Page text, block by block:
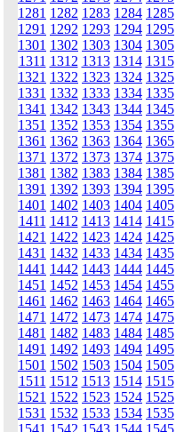
1281 1282 1283 1284 1285
1291 1292 1293 1294 1295
1301 1302 1303 1304 1305
1311 1312 1313 1314 1315
1321 1322 1323 1324 1325
1331 1332 1333 1334 1335
1341 1342 1343 1344 1345
1351 1352 1353 1354 1355
1361 1362 1363 1364 1365
1371 1372 1373 1374 1375
1381 1382 1383 1384 1385
1391 1392 1393 1394 1395
1401 1402 1403 1404 1405
1411 1412 1413 1414 1415
1421 1422 1423 1424 1425
1431 1432 1433 1434 1435
1441 1442 1443 1444 1445
1451 1452 1453 1454 1455
1461 1462 1463 1464 1465
1471 1472 1473 1474 1475
1481 1482 1483 1484 1485
1491 1492 1493 1494 1495
1501 1502 1503 1504 1505
1511 1512 1513 1514 1515
1521 1522 1523 1524 1525
1531 1532 1533 1534 1535
1541 1542 1543 1544 1545